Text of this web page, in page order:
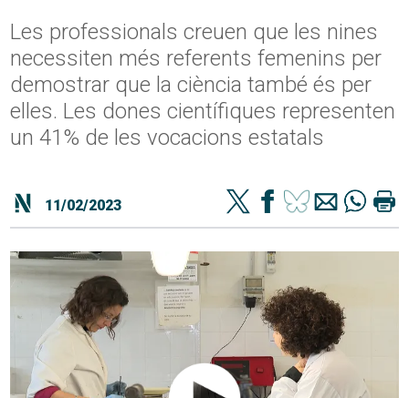
Les professionals creuen que les nines
necessiten més referents femenins per
demostrar que la ciència també és per
elles. Les dones científiques representen
un 41% de les vocacions estatals
11/02/2023